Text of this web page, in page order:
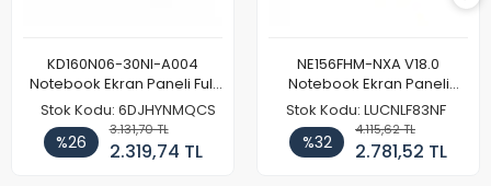
KD160N06-30NI-A004
Notebook Ekran Paneli Full
HD
Stok Kodu: 6DJHYNMQCS
%26
3.131,70 TL
2.319,74 TL
NE156FHM-NXA V18.0
Notebook Ekran Paneli
144Hz
Stok Kodu: LUCNLF83NF
%32
4.115,62 TL
2.781,52 TL